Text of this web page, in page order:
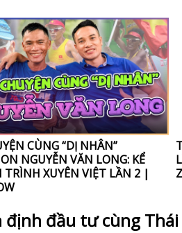
CÙNG “DỊ NHÂN”
NGUYỄN VĂN LONG: KỂ
TRÌNH XUYÊN VIỆT LẦN 2 |
định đầu tư cùng Thái